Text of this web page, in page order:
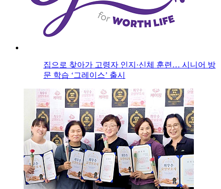
집으로 찾아가 고령자 인지·신체 훈련… 시니어 방
문 학습 ‘그레이스’ 출시